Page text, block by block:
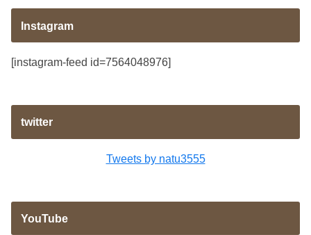
Instagram
[instagram-feed id=7564048976]
twitter
Tweets by natu3555
YouTube